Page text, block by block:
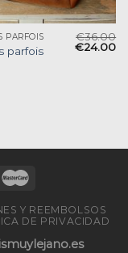
PARFOIS
parfois
€36.00
€24.00
Y REEMBOLSOS
DE PRIVACIDAD